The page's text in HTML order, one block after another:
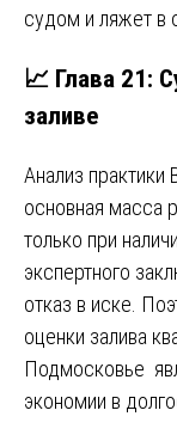
судом и ляжет в
📈 Глава 21:
заливе
Анализ практики
основная масса
только при
экспертного
отказ в иске.
оценки залива
Подмосковье
экономии в